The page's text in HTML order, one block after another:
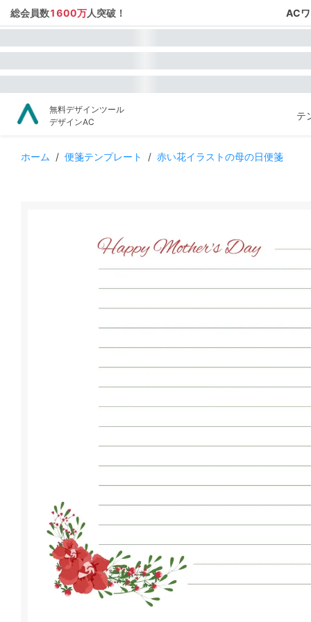
総会員数1600万人突破！ AC
無料デザインツール
デザインAC
テ
ホーム / 便箋テンプレート / 赤い花イラストの母の日便箋